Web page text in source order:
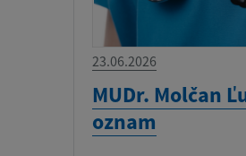
23.06.2026
MUDr. Molčan
oznam